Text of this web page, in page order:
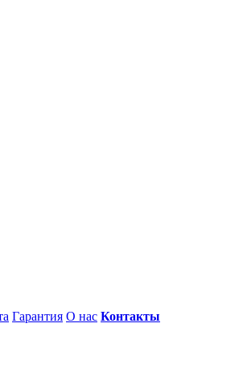
Гарантия О нас Контакты